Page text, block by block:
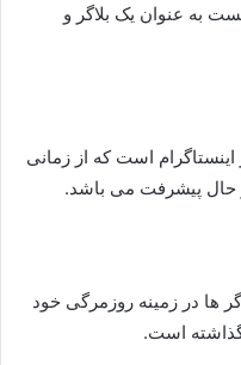
به عنوان یک بلاگر و
است که از زمانی
حال پیشرفت می باشد.
ها در زمینه روزمرگی خود
گذاشته است.